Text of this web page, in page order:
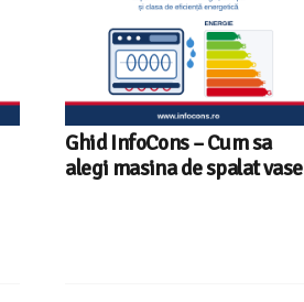
Ghid InfoCons – Cum sa
alegi masina de spalat vase